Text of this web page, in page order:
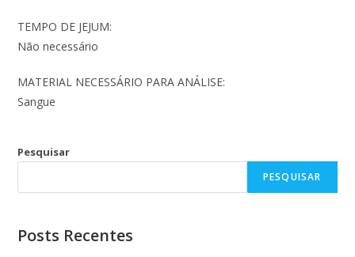
TEMPO DE JEJUM:
Não necessário
MATERIAL NECESSÁRIO PARA ANÁLISE:
Sangue
Pesquisar
PESQUISAR
Posts Recentes